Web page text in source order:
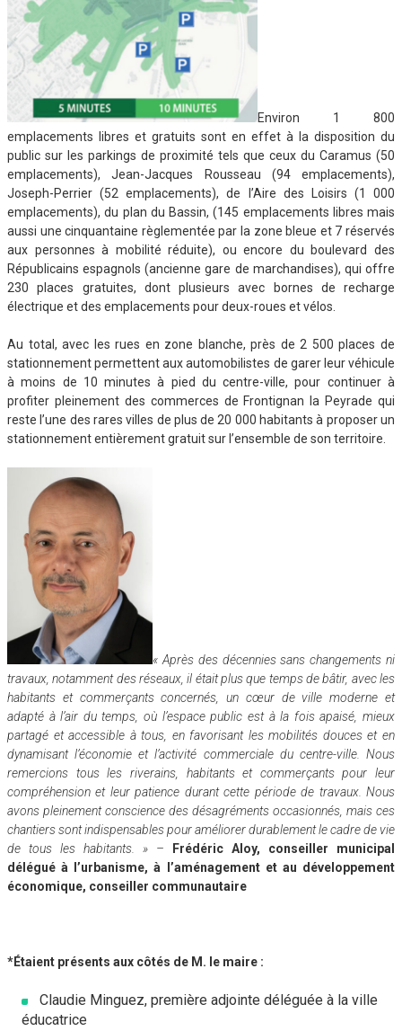
Environ 1 800
emplacements libres et gratuits sont en effet à la disposition du
public sur les parkings de proximité tels que ceux du Caramus (50
emplacements), Jean-Jacques Rousseau (94 emplacements),
Joseph-Perrier (52 emplacements), de l’Aire des Loisirs (1 000
emplacements), du plan du Bassin, (145 emplacements libres mais
aussi une cinquantaine règlementée par la zone bleue et 7 réservés
aux personnes à mobilité réduite), ou encore du boulevard des
Républicains espagnols (ancienne gare de marchandises), qui offre
230 places gratuites, dont plusieurs avec bornes de recharge
électrique et des emplacements pour deux-roues et vélos.
Au total, avec les rues en zone blanche, près de 2 500 places de
stationnement permettent aux automobilistes de garer leur véhicule
à moins de 10 minutes à pied du centre-ville, pour continuer à
profiter pleinement des commerces de Frontignan la Peyrade qui
reste l’une des rares villes de plus de 20 000 habitants à proposer un
stationnement entièrement gratuit sur l’ensemble de son territoire.
« Après des décennies sans changements ni
travaux, notamment des réseaux, il était plus que temps de bâtir, avec les
habitants et commerçants concernés, un cœur de ville moderne et
adapté à l’air du temps, où l’espace public est à la fois apaisé, mieux
partagé et accessible à tous, en favorisant les mobilités douces et en
dynamisant l’économie et l’activité commerciale du centre-ville. Nous
remercions tous les riverains, habitants et commerçants pour leur
compréhension et leur patience durant cette période de travaux. Nous
avons pleinement conscience des désagréments occasionnés, mais ces
chantiers sont indispensables pour améliorer durablement le cadre de vie
de tous les habitants. » –
Frédéric Aloy, conseiller municipal
délégué à l’urbanisme, à l’aménagement et au développement
économique, conseiller communautaire
*Étaient présents aux côtés de M. le maire :
Claudie Minguez, première adjointe déléguée à la ville
éducatrice